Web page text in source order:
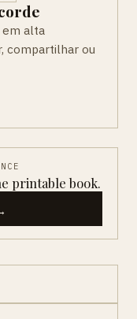
em alta
compartilhar ou
printable book.